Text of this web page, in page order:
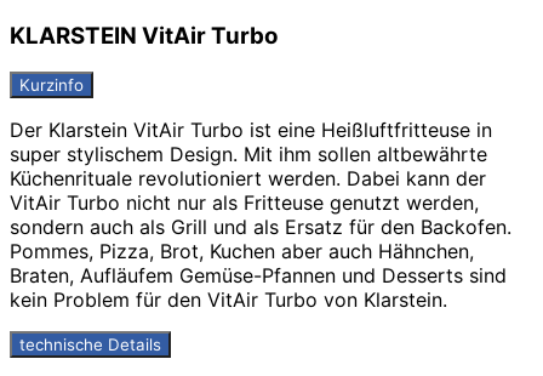
KLARSTEIN VitAir Turbo
Kurzinfo
Der Klarstein VitAir Turbo ist eine Heißluftfritteuse in
super stylischem Design. Mit ihm sollen altbewährte
Küchenrituale revolutioniert werden. Dabei kann der
VitAir Turbo nicht nur als Fritteuse genutzt werden,
sondern auch als Grill und als Ersatz für den Backofen.
Pommes, Pizza, Brot, Kuchen aber auch Hähnchen,
Braten, Aufläufem Gemüse-Pfannen und Desserts sind
kein Problem für den VitAir Turbo von Klarstein.
technische Details